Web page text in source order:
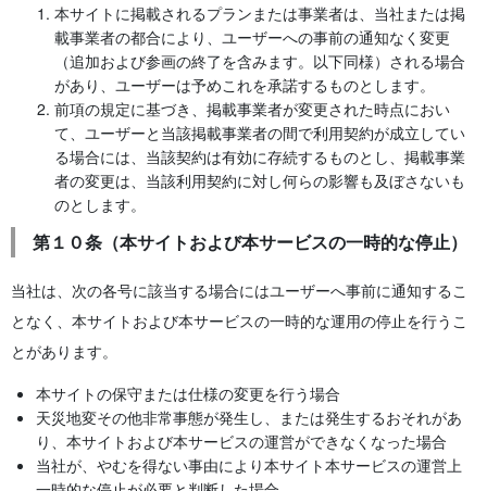
本サイトに掲載されるプランまたは事業者は、当社または掲
載事業者の都合により、ユーザーへの事前の通知なく変更
（追加および参画の終了を含みます。以下同様）される場合
があり、ユーザーは予めこれを承諾するものとします。
前項の規定に基づき、掲載事業者が変更された時点におい
て、ユーザーと当該掲載事業者の間で利用契約が成立してい
る場合には、当該契約は有効に存続するものとし、掲載事業
者の変更は、当該利用契約に対し何らの影響も及ぼさないも
のとします。
第１０条（本サイトおよび本サービスの一時的な停止）
当社は、次の各号に該当する場合にはユーザーへ事前に通知するこ
となく、本サイトおよび本サービスの一時的な運用の停止を行うこ
とがあります。
本サイトの保守または仕様の変更を行う場合
天災地変その他非常事態が発生し、または発生するおそれがあ
り、本サイトおよび本サービスの運営ができなくなった場合
当社が、やむを得ない事由により本サイト本サービスの運営上